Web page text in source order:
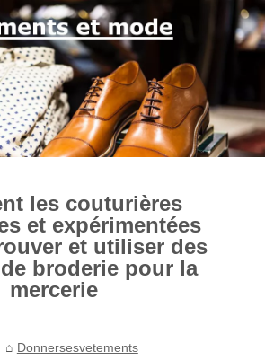
les couturières
et expérimentées
et utiliser des
broderie pour la
mercerie
Donnersesvetements